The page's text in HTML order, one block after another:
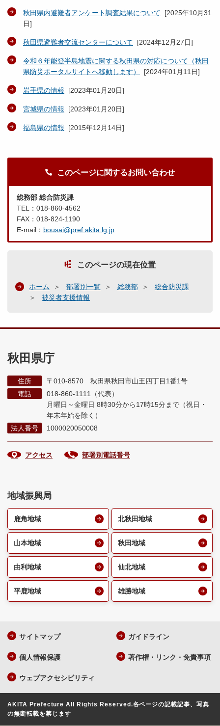
秋田県内避難者アンケート調査結果について [2025年10月31
日]
秋田県避難者交流センターについて [2024年12月27日]
令和６年能登半島地震に関する秋田県の対応について（秋田
県防災ポータルサイトへ移動します）
[2024年01月11日]
岩手県の情報 [2023年01月20日]
宮城県の情報 [2023年01月20日]
福島県の情報 [2015年12月14日]
このページに関するお問い合わせ
総務部 総合防災課
TEL：018-860-4562
FAX：018-824-1190
E-mail： bousai@pref.akita.lg.jp
このページの現在位置
ホーム 部署別一覧 総務部
総合防災課
被災者支援情報
秋田県庁
住所
〒010-8570 秋田県秋田市山王四丁目1番1号
電話
018-860-1111（代表）
月曜日～金曜日 8時30分から17時15分まで （祝日・
年末年始を除く）
法人番号
1000020050008
アクセス 部署別電話番号
地域振興局
鹿角地域 北秋田地域
山本地域 秋田地域
由利地域 仙北地域
平鹿地域 雄勝地域
サイトマップ ガイドライン
個人情報保護 著作権・リンク・免責事項
ウェブアクセシビリティ
AKITA Prefecture All Rights Reserved.各ページの記載記事、写真
の無断転載を禁じます